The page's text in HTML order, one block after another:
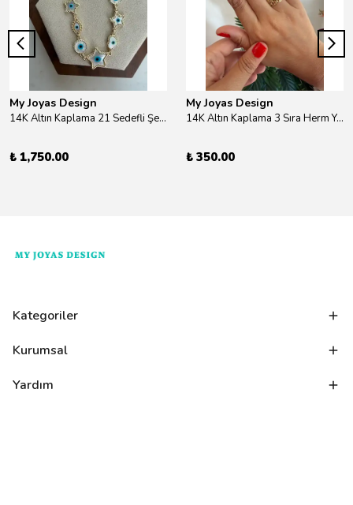
My Joyas Design
14K Altın Kaplama 21 Sedefli Şekiller Kolye 46cm
₺ 1,750.00
My Joyas Design
14K Altın Kaplama 3 Sıra Herm Yüzük Gold
₺ 350.00
Kategoriler
Kurumsal
Yardım